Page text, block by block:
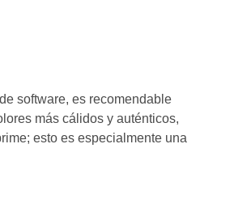
software, es recomendable
más cálidos y auténticos,
esto es especialmente una